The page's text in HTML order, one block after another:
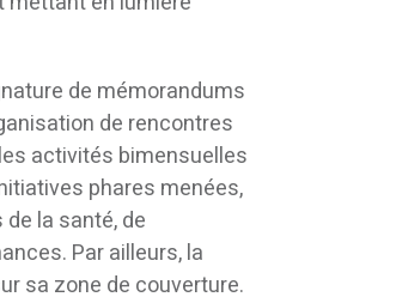
de mémorandums
de rencontres
activités bimensuelles
phares menées,
la santé, de
Par ailleurs, la
sa zone de couverture.